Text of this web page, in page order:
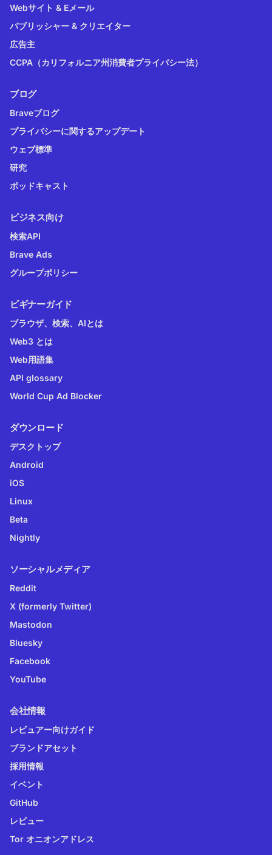
Webサイト & Eメール
パブリッシャー & クリエイター
広告主
CCPA（カリフォルニア州消費者プライバシー法）
ブログ
Braveブログ
プライバシーに関するアップデート
ウェブ標準
研究
ポッドキャスト
ビジネス向け
検索API
Brave Ads
グループポリシー
ビギナーガイド
ブラウザ、検索、AIとは
Web3 とは
Web用語集
API glossary
World Cup Ad Blocker
ダウンロード
デスクトップ
Android
iOS
Linux
Beta
Nightly
ソーシャルメディア
Reddit
X (formerly Twitter)
Mastodon
Bluesky
Facebook
YouTube
会社情報
レビュアー向けガイド
ブランドアセット
採用情報
イベント
GitHub
レビュー
Tor オニオンアドレス